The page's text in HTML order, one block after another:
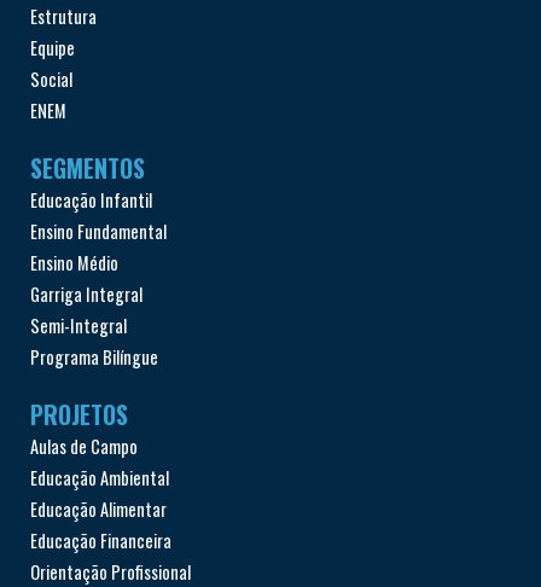
Estrutura
Equipe
Social
ENEM
SEGMENTOS
Educação Infantil
Ensino Fundamental
Ensino Médio
Garriga Integral
Semi-Integral
Programa Bilíngue
PROJETOS
Aulas de Campo
Educação Ambiental
Educação Alimentar
Educação Financeira
Orientação Profissional